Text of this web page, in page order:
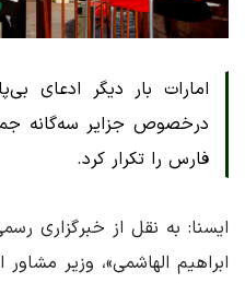
امارات بار دیگر ادعای
درخصوص جزایر سه‌گانه
فارس را تکرار کرد.
ایسنا: به نقل از خبرگزاری
ابراهیم الهاشمی»، وزیر